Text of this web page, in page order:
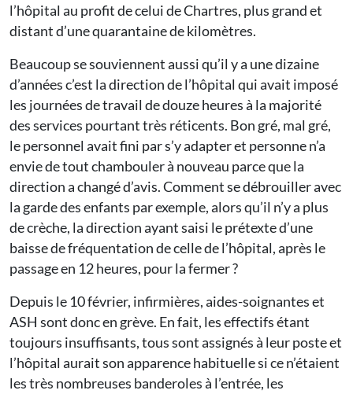
l’hôpital au profit de celui de Chartres, plus grand et
distant d’une quarantaine de kilomètres.
Beaucoup se souviennent aussi qu’il y a une dizaine
d’années c’est la direction de l’hôpital qui avait imposé
les journées de travail de douze heures à la majorité
des services pourtant très réticents. Bon gré, mal gré,
le personnel avait fini par s’y adapter et personne n’a
envie de tout chambouler à nouveau parce que la
direction a changé d’avis. Comment se débrouiller avec
la garde des enfants par exemple, alors qu’il n’y a plus
de crèche, la direction ayant saisi le prétexte d’une
baisse de fréquentation de celle de l’hôpital, après le
passage en 12 heures, pour la fermer ?
Depuis le 10 février, infirmières, aides-soignantes et
ASH sont donc en grève. En fait, les effectifs étant
toujours insuffisants, tous sont assignés à leur poste et
l’hôpital aurait son apparence habituelle si ce n’étaient
les très nombreuses banderoles à l’entrée, les